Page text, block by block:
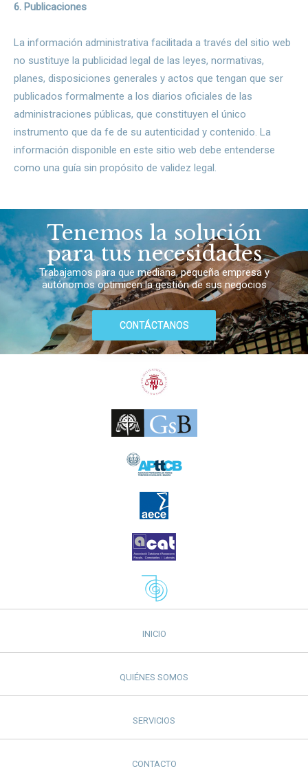
6. Publicaciones
La información administrativa facilitada a través del sitio web
no sustituye la publicidad legal de las leyes, normativas,
planes, disposiciones generales y actos que tengan que ser
publicados formalmente a los diarios oficiales de las
administraciones públicas, que constituyen el único
instrumento que da fe de su autenticidad y contenido. La
información disponible en este sitio web debe entenderse
como una guía sin propósito de validez legal.
Tenemos la solución
para tus necesidades
Trabajamos para que mediana, pequeña empresa y
autónomos optimicen la gestión de sus negocios
CONTÁCTANOS
INICIO
QUIÉNES SOMOS
SERVICIOS
CONTACTO